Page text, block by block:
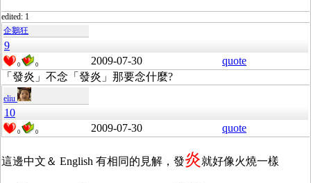
edited: 1
企鵝狂
9
0 0 2009-07-30
quote
「發炎」不念「發炎」那要念什麼?
eliu
10
0 0 2009-07-30 quote
這邊中文＆ English 有相同的見解，發炎就好像火燒一樣